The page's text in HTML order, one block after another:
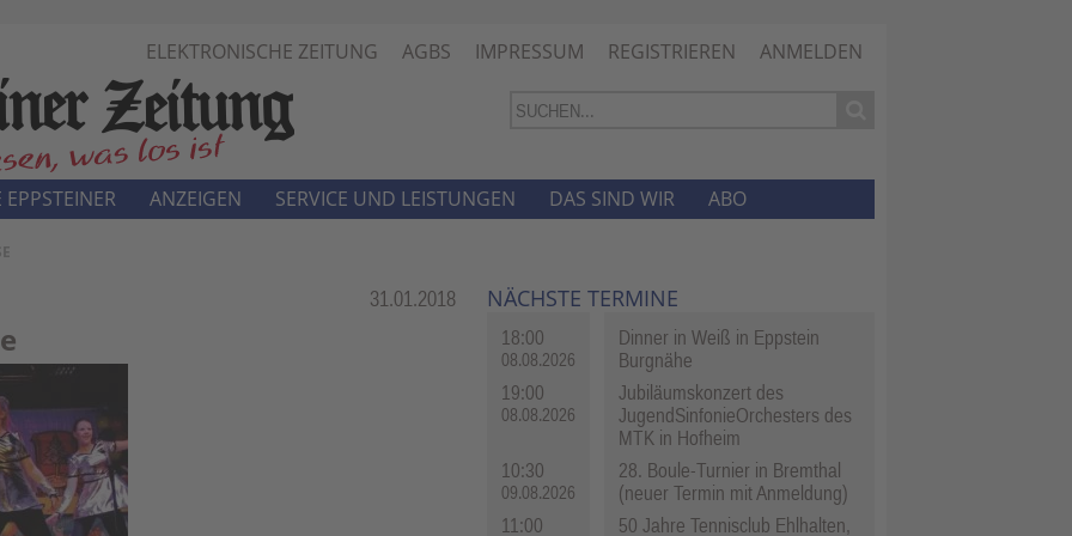
ELEKTRONISCHE ZEITUNG AGBS IMPRESSUM REGISTRIEREN ANMELDEN
Rubrik:
31.01.2018 NÄCHSTE TERMINE
18:00
08.08.2026
Dinner in Weiß in Eppstein
Burgnähe
19:00
08.08.2026
Jubiläumskonzert des
JugendSinfonieOrchesters des
MTK in Hofheim
10:30
09.08.2026
28. Boule-Turnier in Bremthal
(neuer Termin mit Anmeldung)
11:00
50 Jahre Tennisclub Ehlhalten,
EPPSTEINER ANZEIGEN SERVICE UND LEISTUNGEN DAS SIND WIR ABO